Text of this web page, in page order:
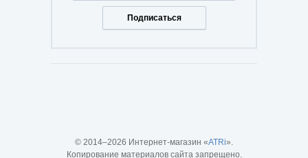
Подписаться
© 2014–2026 Интернет-магазин «ATRi».
Копирование материалов сайта запрещено.